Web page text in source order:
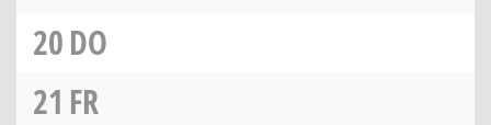
20DO
21 FR